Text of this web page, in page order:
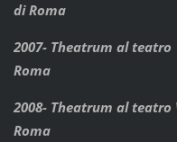
di Roma
2007- Theatrum al
Roma
2008- Theatrum al
Roma